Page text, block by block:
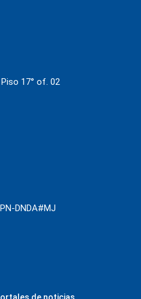
17° of. 02
DNDA#MJ